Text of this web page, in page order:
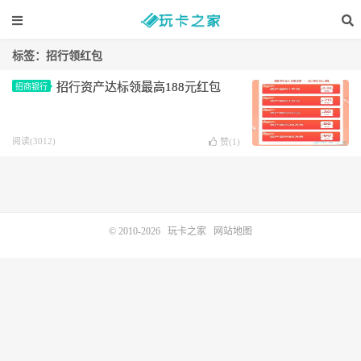
标签：招行领红包
招商银行 招行资产达标领最高188元红包
阅读(3012) 赞(1 )
© 2010-2026 玩卡之家 网站地图